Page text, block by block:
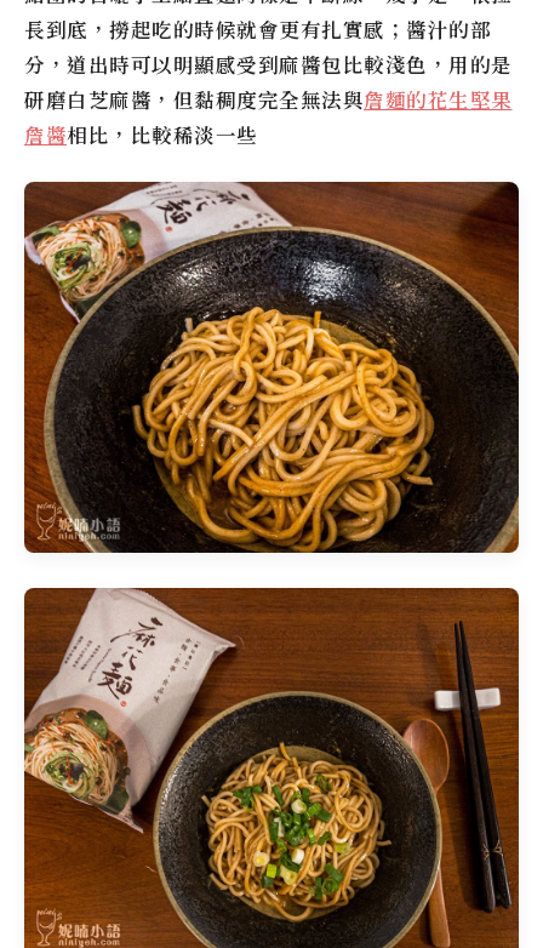
長到底，撈起吃的時候就會更有扎實感；醬汁的部
分，道出時可以明顯感受到麻醬包比較淺色，用的是
研磨白芝麻醬，但黏稠度完全無法與詹麵的花生堅果
詹醬相比，比較稀淡一些